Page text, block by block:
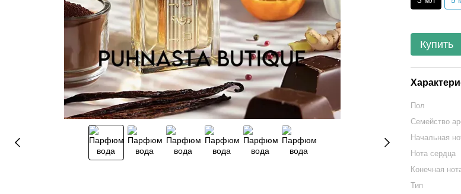
Купить
Пол
Семейство
Начальная
Нота сердца
Конечная
Тип